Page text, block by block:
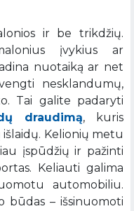
ir be trikdžių.
įvykius ar
nuotaiką ar net
nesklandumų,
Tai galite padaryti
draudimą, kuris
Kelionių metu
įspūdžių ir pažinti
Keliauti galima
automobiliu.
būdas – išsinuomoti